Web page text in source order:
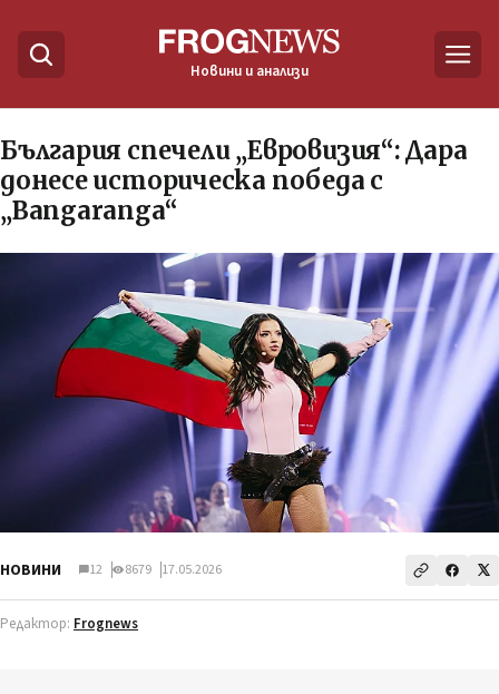
Новини и анализи
България спечели „Евровизия“: Дара
донесе историческа победа с
„Bangaranga“
НОВИНИ 12 8679 17.05.2026
Редактор: Frognews